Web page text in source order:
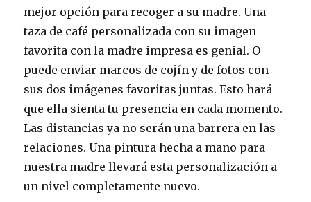
mejor opción para recoger a su madre. Una
taza de café personalizada con su imagen
favorita con la madre impresa es genial. O
puede enviar marcos de cojín y de fotos con
sus dos imágenes favoritas juntas. Esto hará
que ella sienta tu presencia en cada momento.
Las distancias ya no serán una barrera en las
relaciones. Una pintura hecha a mano para
nuestra madre llevará esta personalización a
un nivel completamente nuevo.